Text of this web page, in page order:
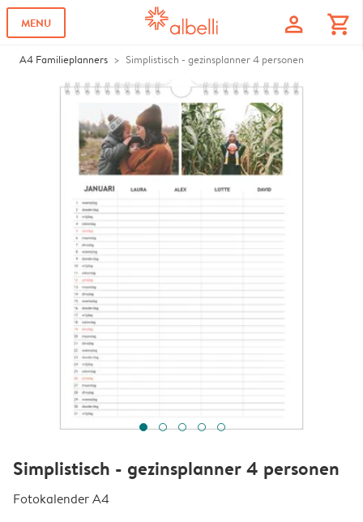
MENU profile shopping_cart
A4 Familieplanners Simplistisch - gezinsplanner 4 personen
Simplistisch - gezinsplanner 4 personen
Fotokalender A4